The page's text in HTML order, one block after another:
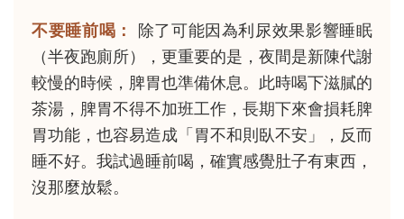
不要睡前喝：
除了可能因為利尿效果影響睡眠
（半夜跑廁所），更重要的是，夜間是新陳代謝
較慢的時候，脾胃也準備休息。此時喝下滋膩的
茶湯，脾胃不得不加班工作，長期下來會損耗脾
胃功能，也容易造成「胃不和則臥不安」，反而
睡不好。我試過睡前喝，確實感覺肚子有東西，
沒那麼放鬆。